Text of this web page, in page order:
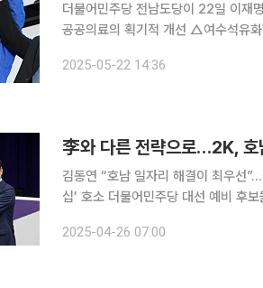
더불어민주당 전남도당이 22일 이재명 후보
공공의료의 획기적 개선 △여수석유
통망 확충 △미래 농수축산업 글로벌
2025-05-22 14:36
李와 다른 전략으로…2K, 호
김동연 “호남 일자리 해결이 최우선
십’ 호소 더불어민주당 대선 예비 후보들은 이번 주말 호남권 경선을 앞두고 유권자 마음 잡기 위해
2025-04-26 07:00